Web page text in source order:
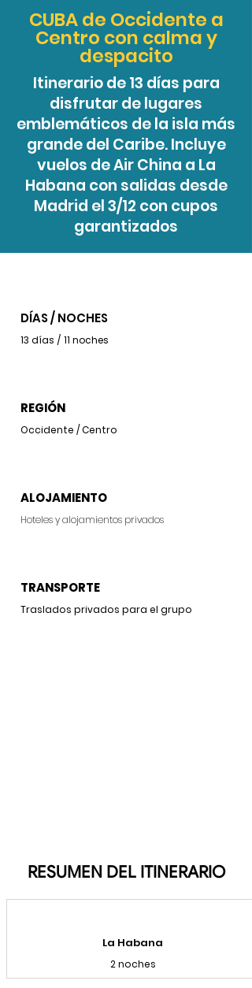
DÍAS / NOCHES
13 días / 11 noches
REGIÓN
Occidente / Centro
ALOJAMIENTO
Hoteles y alojamientos privados
TRANSPORTE
Traslados privados para el grupo
CUBA de Occidente a
Centro con calma y
despacito
Itinerario de 13 días para
disfrutar de lugares
emblemáticos de la isla más
grande del Caribe. Incluye
vuelos de Air China a La
Habana con salidas desde
Madrid el 3/12 con cupos
garantizados
RESUMEN DEL ITINERARIO
La Habana
2 noches